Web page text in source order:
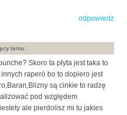
odpowiedz
temu:
Skoro ta płyta jest taka to
raperó bo to dopiero jest
są cinkie to radzę
pod względem
ale pierdolisz mi tu jakies